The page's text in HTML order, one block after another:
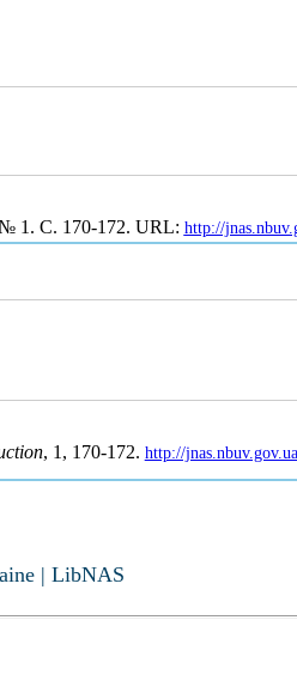
1. С. 170-172. URL: http://
, 1, 170-172. http://
| LibNAS